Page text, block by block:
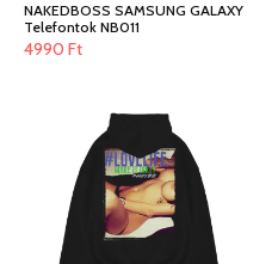
NAKEDBOSS SAMSUNG GALAXY
Telefontok NB011
4990 Ft